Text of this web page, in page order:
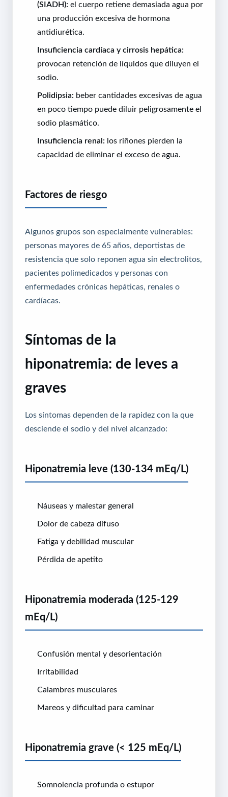
(SIADH): el cuerpo retiene demasiada agua por
una producción excesiva de hormona
antidiurética.
Insuficiencia cardíaca y cirrosis hepática:
provocan retención de líquidos que diluyen el
sodio.
Polidipsia: beber cantidades excesivas de agua
en poco tiempo puede diluir peligrosamente el
sodio plasmático.
Insuficiencia renal: los riñones pierden la
capacidad de eliminar el exceso de agua.
Factores de riesgo
Algunos grupos son especialmente vulnerables:
personas mayores de 65 años, deportistas de
resistencia que solo reponen agua sin electrolitos,
pacientes polimedicados y personas con
enfermedades crónicas hepáticas, renales o
cardíacas.
Síntomas de la
hiponatremia: de leves a
graves
Los síntomas dependen de la rapidez con la que
desciende el sodio y del nivel alcanzado:
Hiponatremia leve (130-134 mEq/L)
Náuseas y malestar general
Dolor de cabeza difuso
Fatiga y debilidad muscular
Pérdida de apetito
Hiponatremia moderada (125-129
mEq/L)
Confusión mental y desorientación
Irritabilidad
Calambres musculares
Mareos y dificultad para caminar
Hiponatremia grave (< 125 mEq/L)
Somnolencia profunda o estupor